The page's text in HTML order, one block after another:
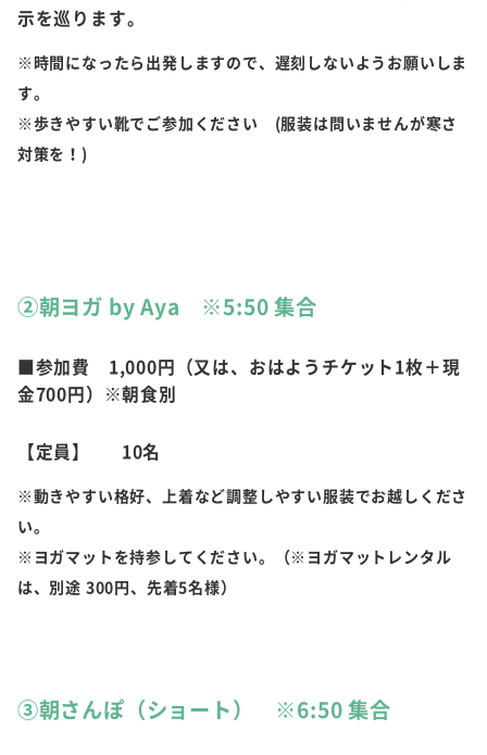
示を巡ります。
※時間になったら出発しますので、遅刻しないようお願いしま
す。
※歩きやすい靴でご参加ください (服装は問いませんが寒さ
対策を！)
②朝ヨガ by Aya ※5:50 集合
■参加費 1,000円（又は、おはようチケット1枚＋現
金700円）※朝食別
【定員】 10名
※動きやすい格好、上着など調整しやすい服装でお越しくださ
い。
※ヨガマットを持参してください。（※ヨガマットレンタル
は、別途 300円、先着5名様）
③朝さんぽ（ショート） ※6:50 集合